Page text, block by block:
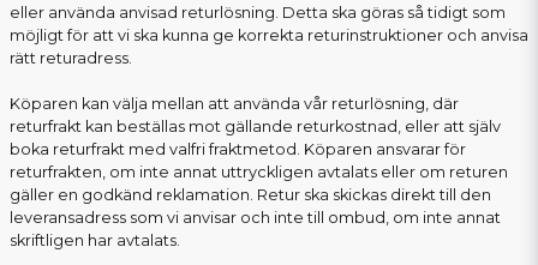
eller använda anvisad returlösning. Detta ska göras så tidigt som
möjligt för att vi ska kunna ge korrekta returinstruktioner och anvisa
rätt returadress.
Köparen kan välja mellan att använda vår returlösning, där
returfrakt kan beställas mot gällande returkostnad, eller att själv
boka returfrakt med valfri fraktmetod. Köparen ansvarar för
returfrakten, om inte annat uttryckligen avtalats eller om returen
gäller en godkänd reklamation. Retur ska skickas direkt till den
leveransadress som vi anvisar och inte till ombud, om inte annat
skriftligen har avtalats.